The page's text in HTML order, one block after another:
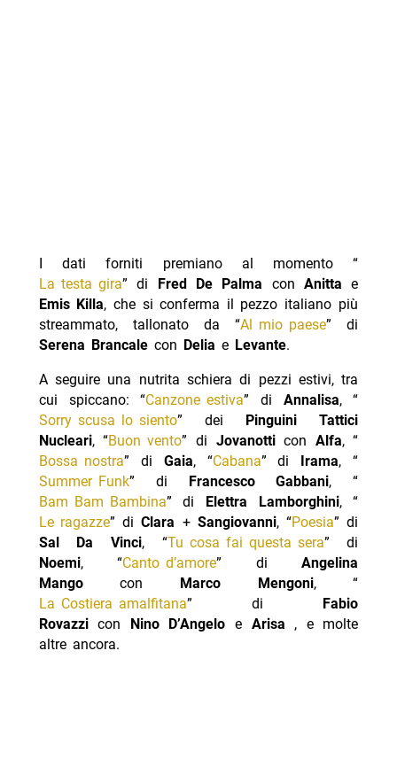
I dati forniti premiano al momento “
La testa gira” di Fred De Palma con Anitta e
Emis Killa, che si conferma il pezzo italiano più
streammato, tallonato da “Al mio paese” di
Serena Brancale con Delia e Levante.
A seguire una nutrita schiera di pezzi estivi, tra
cui spiccano: “Canzone estiva” di Annalisa, “
Sorry scusa lo siento” dei
Pinguini Tattici
Nucleari, “Buon vento” di Jovanotticon Alfa, “
Bossa nostra” di Gaia, “Cabana” di Irama, “
Summer Funk” di Francesco Gabbani, “
Bam Bam Bambina” di Elettra Lamborghini, “
Le ragazze” diClara + Sangiovanni, “Poesia” di
Sal Da Vinci, “Tu cosa fai questa sera” di
Noemi, “Canto d’amore” diAngelina
Mangocon Marco Mengoni, “
La Costiera amalfitana” di
Fabio
Rovazzicon Nino D’Angelo e Arisa , e molte
altre ancora.